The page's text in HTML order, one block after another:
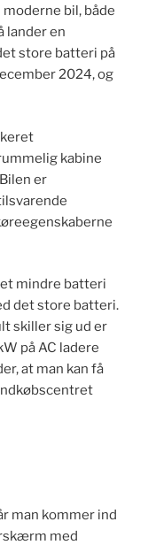
bil, både
lander en
store batteri på
2024, og
kabine
er
mindre batteri
det store batteri.
skiller sig ud er
på AC ladere
at man kan få
man kommer ind
med